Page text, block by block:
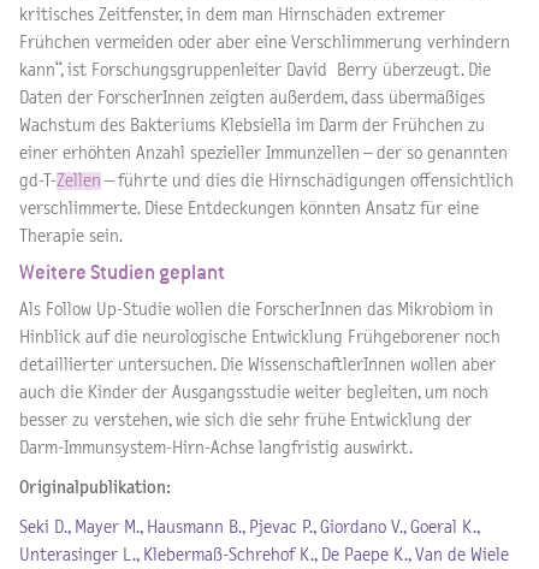
kritisches Zeitfenster, in dem man Hirnschäden extremer
Frühchen vermeiden oder aber eine Verschlimmerung verhindern
kann“, ist Forschungsgruppenleiter David Berry überzeugt. Die
Daten der ForscherInnen zeigten außerdem, dass übermäßiges
Wachstum des Bakteriums Klebsiella im Darm der Frühchen zu
einer erhöhten Anzahl spezieller Immunzellen – der so genannten
gd-T-Zellen – führte und dies die Hirnschädigungen offensichtlich
verschlimmerte. Diese Entdeckungen könnten Ansatz für eine
Therapie sein.
Weitere Studien geplant
Als Follow Up-Studie wollen die ForscherInnen das Mikrobiom in
Hinblick auf die neurologische Entwicklung Frühgeborener noch
detaillierter untersuchen. Die WissenschaftlerInnen wollen aber
auch die Kinder der Ausgangsstudie weiter begleiten, um noch
besser zu verstehen, wie sich die sehr frühe Entwicklung der
Darm-Immunsystem-Hirn-Achse langfristig auswirkt.
Originalpublikation:
Seki D., Mayer M., Hausmann B., Pjevac P., Giordano V., Goeral K.,
Unterasinger L., Klebermaß-Schrehof K., De Paepe K., Van de Wiele